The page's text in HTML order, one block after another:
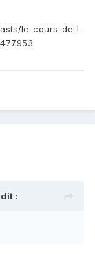
le-cours-de-l-
: